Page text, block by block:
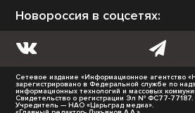
Новороссия в соцсетях:
Сетевое издание «Информационное агентство
зарегистрировано в Федеральной службе по
информационных технологий и массовых
Свидетельство о регистрации Эл № ФС77-77187.
Учредитель — НАО «Царьград медиа».